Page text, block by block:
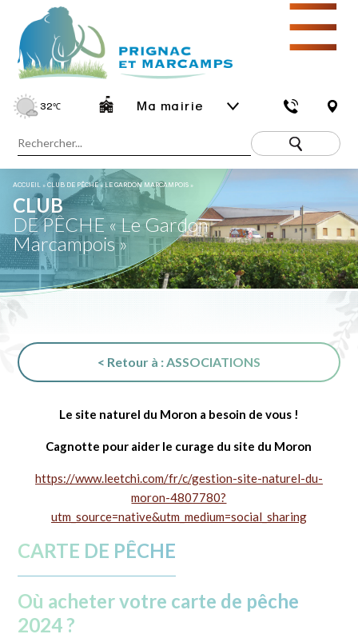
32℃ Ma mairie
☰
ACCUEIL »CLUB DE PÊCHE « LE GARDON MARCAMPOIS »
CLUB
DE PÊCHE « Le Gardon
Marcampois »
< Retour à : ASSOCIATIONS
Le site naturel du Moron a besoin de vous !
Cagnotte pour aider le curage du site du Moron
https://www.leetchi.com/fr/c/gestion-site-naturel-du-
moron-4807780?
utm_source=native&utm_medium=social_sharing
CARTE DE PÊCHE
Où acheter votre carte de pêche
2024 ?